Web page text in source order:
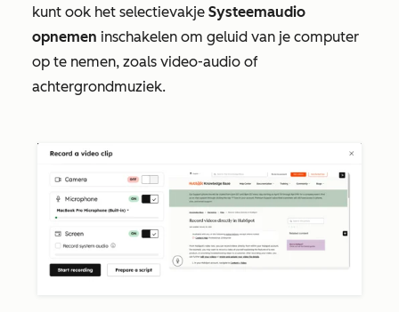
kunt ook het selectievakje Systeemaudio
opnemen inschakelen om geluid van je computer
op te nemen, zoals video-audio of
achtergrondmuziek.